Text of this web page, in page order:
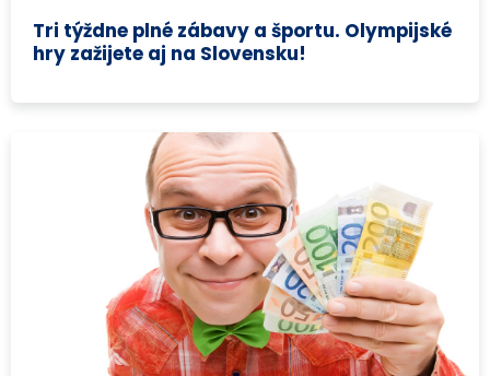
Tri týždne plné zábavy a športu. Olympijské
hry zažijete aj na Slovensku!